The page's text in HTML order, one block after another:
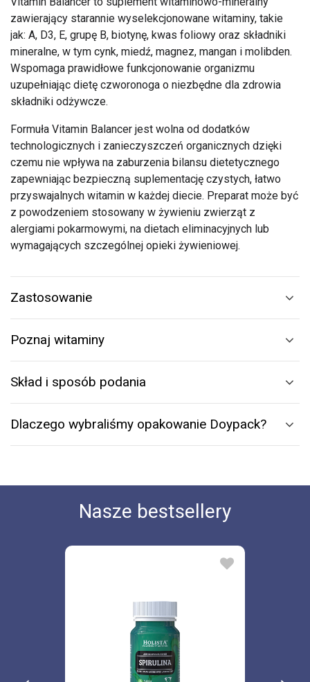
zawierający starannie wyselekcjonowane witaminy, takie
jak: A, D3, E, grupę B, biotynę, kwas foliowy oraz składniki
mineralne, w tym cynk, miedź, magnez, mangan i molibden.
Wspomaga prawidłowe funkcjonowanie organizmu
uzupełniając dietę czworonoga o niezbędne dla zdrowia
składniki odżywcze.
Formuła Vitamin Balancer jest wolna od dodatków
technologicznych i zanieczyszczeń organicznych dzięki
czemu nie wpływa na zaburzenia bilansu dietetycznego
zapewniając bezpieczną suplementację czystych, łatwo
przyswajalnych witamin w każdej diecie. Preparat może być
z powodzeniem stosowany w żywieniu zwierząt z
alergiami pokarmowymi, na dietach eliminacyjnych lub
wymagających szczególnej opieki żywieniowej.
Zastosowanie
Poznaj witaminy
Skład i sposób podania
Dlaczego wybraliśmy opakowanie Doypack?
Nasze bestsellery